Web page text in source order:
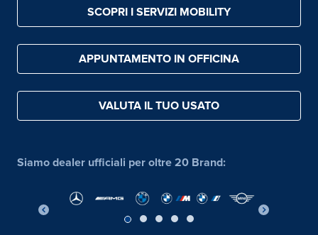
SCOPRI I SERVIZI MOBILITY
APPUNTAMENTO IN OFFICINA
VALUTA IL TUO USATO
Siamo dealer ufficiali per oltre 20 Brand: